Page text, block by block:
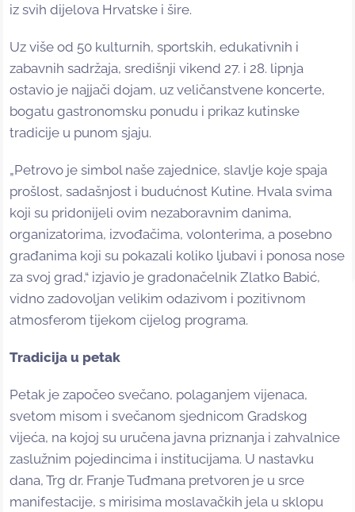
iz svih dijelova Hrvatske i šire.
Uz više od 50 kulturnih, sportskih, edukativnih i
zabavnih sadržaja, središnji vikend 27. i 28. lipnja
ostavio je najjači dojam, uz veličanstvene koncerte,
bogatu gastronomsku ponudu i prikaz kutinske
tradicije u punom sjaju.
„Petrovo je simbol naše zajednice, slavlje koje spaja
prošlost, sadašnjost i budućnost Kutine. Hvala svima
koji su pridonijeli ovim nezaboravnim danima,
organizatorima, izvođačima, volonterima, a posebno
građanima koji su pokazali koliko ljubavi i ponosa nose
za svoj grad,“ izjavio je gradonačelnik Zlatko Babić,
vidno zadovoljan velikim odazivom i pozitivnom
atmosferom tijekom cijelog programa.
Tradicija u petak
Petak je započeo svečano, polaganjem vijenaca,
svetom misom i svečanom sjednicom Gradskog
vijeća, na kojoj su uručena javna priznanja i zahvalnice
zaslužnim pojedincima i institucijama. U nastavku
dana, Trg dr. Franje Tuđmana pretvoren je u srce
manifestacije, s mirisima moslavačkih jela u sklopu